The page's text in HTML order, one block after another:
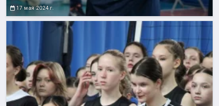
17 мая 2024 г.